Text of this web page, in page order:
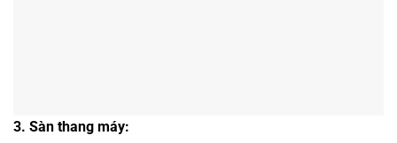
3. Sàn thang máy: